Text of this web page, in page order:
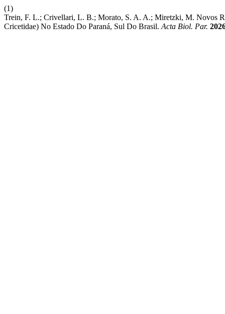
(1)
Trein, F. L.; Crivellari, L. B.; Morato, S. A. A.; Miretzki, M. Novos
Cricetidae) No Estado Do Paraná, Sul Do Brasil. Acta Biol. Par.